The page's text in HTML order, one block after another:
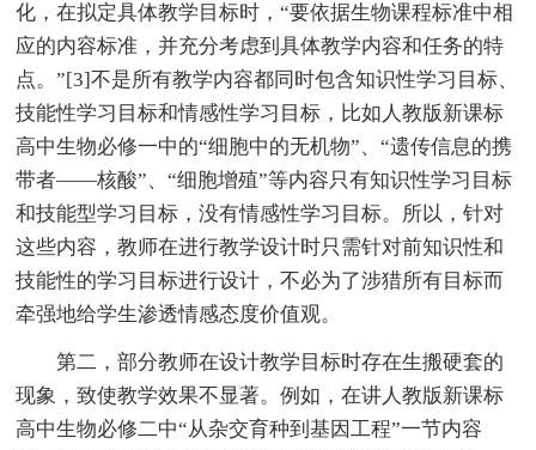
化，在拟定具体教学目标时，“要依据生物课程标准中相
应的内容标准，并充分考虑到具体教学内容和任务的特
点。”[3]不是所有教学内容都同时包含知识性学习目标、
技能性学习目标和情感性学习目标，比如人教版新课标
高中生物必修一中的“细胞中的无机物”、“遗传信息的携
带者——核酸”、“细胞增殖”等内容只有知识性学习目标
和技能型学习目标，没有情感性学习目标。所以，针对
这些内容，教师在进行教学设计时只需针对前知识性和
技能性的学习目标进行设计，不必为了涉猎所有目标而
牵强地给学生渗透情感态度价值观。
第二，部分教师在设计教学目标时存在生搬硬套的
现象，致使教学效果不显著。例如，在讲人教版新课标
高中生物必修二中“从杂交育种到基因工程”一节内容